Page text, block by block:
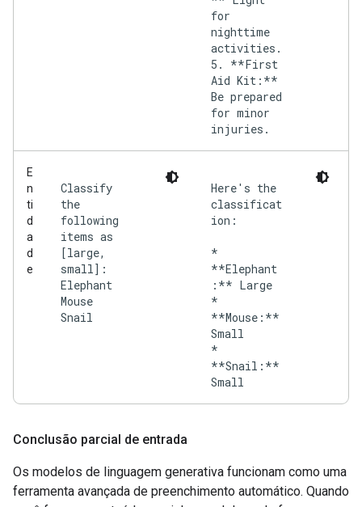
for
nighttime
activities.
5. **First
Aid Kit:**
Be prepared
for minor
injuries.
E
n
ti
d
a
d
e
Classify
the
following
items as
[large,
small]:
Elephant
Mouse
Snail
Here's the
classificat
ion:
*
**Elephant
:** Large
*
**Mouse:**
Small
*
**Snail:**
Conclusão parcial de entrada
Os modelos de linguagem generativa funcionam como uma
ferramenta avançada de preenchimento automático. Quando